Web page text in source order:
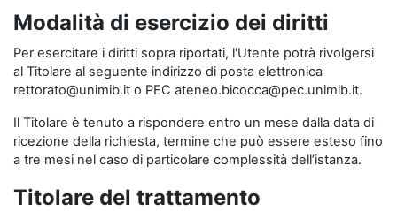
Modalità di esercizio dei diritti
Per esercitare i diritti sopra riportati, l'Utente potrà rivolgersi
al Titolare al seguente indirizzo di posta elettronica
rettorato@unimib.it o PEC ateneo.bicocca@pec.unimib.it.
Il Titolare è tenuto a rispondere entro un mese dalla data di
ricezione della richiesta, termine che può essere esteso fino
a tre mesi nel caso di particolare complessità dell’istanza.
Titolare del trattamento